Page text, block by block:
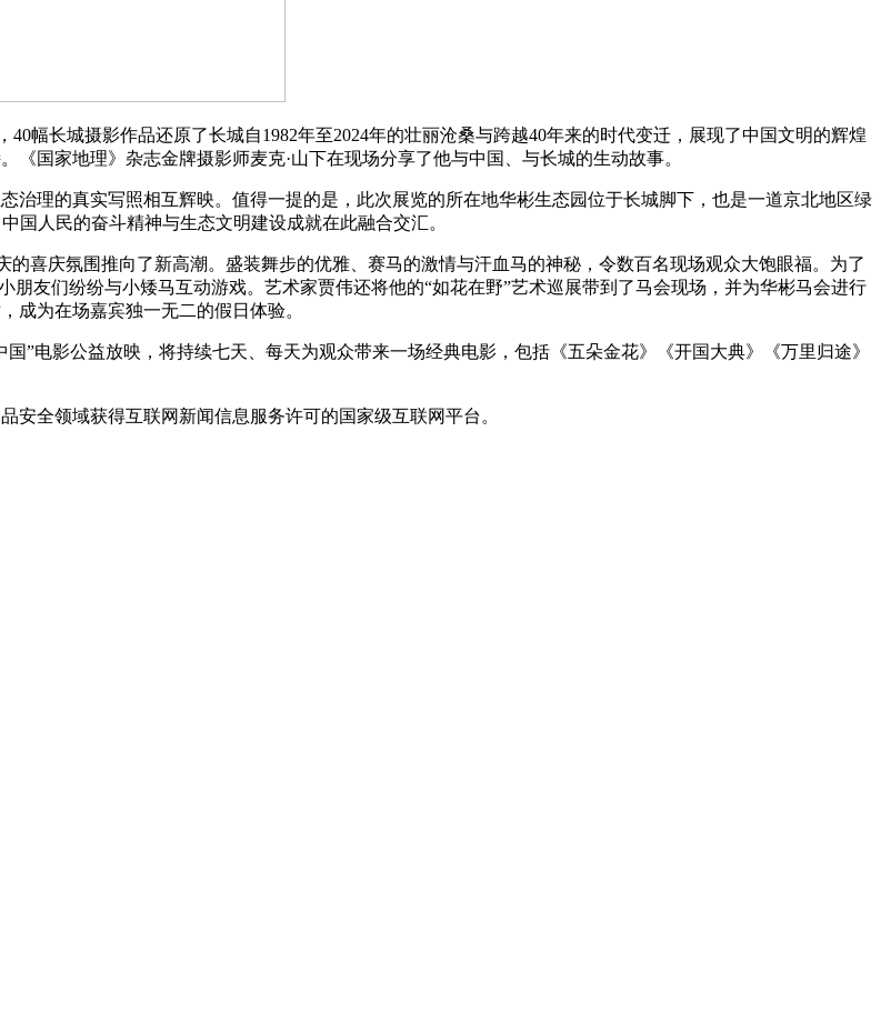
幅长城摄影作品还原了长城自1982年至2024年的壮丽沧桑与跨越40年来的时代变迁，展现了中国文明的辉煌
国家地理》杂志金牌摄影师麦克·山下在现场分享了他与中国、与长城的生动故事。
理的真实写照相互辉映。值得一提的是，此次展览的所在地华彬生态园位于长城脚下，也是一道京北地区绿
国人民的奋斗精神与生态文明建设成就在此融合交汇。
喜庆氛围推向了新高潮。盛装舞步的优雅、赛马的激情与汗血马的神秘，令数百名现场观众大饱眼福。为了
友们纷纷与小矮马互动游戏。艺术家贾伟还将他的“如花在野”艺术巡展带到了马会现场，并为华彬马会进行
成为在场嘉宾独一无二的假日体验。
电影公益放映，将持续七天、每天为观众带来一场经典电影，包括《五朵金花》《开国大典》《万里归途》
全领域获得互联网新闻信息服务许可的国家级互联网平台。